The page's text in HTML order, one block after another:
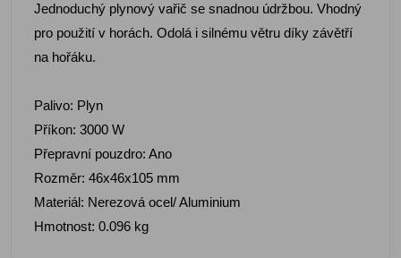
Jednoduchý plynový vařič se snadnou údržbou. Vhodný
pro použití v horách. Odolá i silnému větru díky závětří
na hořáku.
Palivo: Plyn
Příkon: 3000 W
Přepravní pouzdro: Ano
Rozměr: 46x46x105 mm
Materiál: Nerezová ocel/ Aluminium
Hmotnost: 0.096 kg